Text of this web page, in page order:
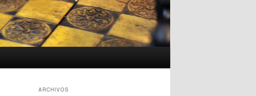
ARCHIVOS